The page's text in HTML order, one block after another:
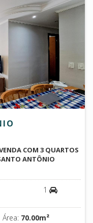
COM 3 QUARTOS
ANTÔNIO
1
Área: 70.00m²